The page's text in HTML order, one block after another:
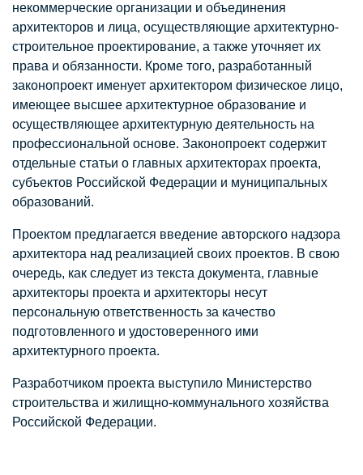
некоммерческие организации и объединения
архитекторов и лица, осуществляющие архитектурно-
строительное проектирование, а также уточняет их
права и обязанности. Кроме того, разработанный
законопроект именует архитектором физическое лицо,
имеющее высшее архитектурное образование и
осуществляющее архитектурную деятельность на
профессиональной основе. Законопроект содержит
отдельные статьи о главных архитекторах проекта,
субъектов Российской Федерации и муниципальных
образований.
Проектом предлагается введение авторского надзора
архитектора над реализацией своих проектов. В свою
очередь, как следует из текста документа, главные
архитекторы проекта и архитекторы несут
персональную ответственность за качество
подготовленного и удостоверенного ими
архитектурного проекта.
Разработчиком проекта выступило Министерство
строительства и жилищно-коммунального хозяйства
Российской Федерации.